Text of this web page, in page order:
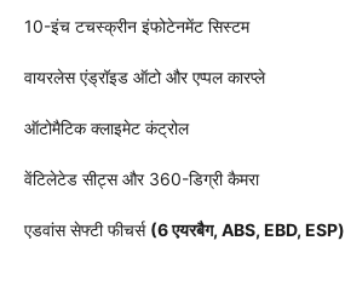
10-इंच टचस्क्रीन इंफोटेनमेंट सिस्टम
वायरलेस एंड्रॉइड ऑटो और एप्पल कारप्ले
ऑटोमैटिक क्लाइमेट कंट्रोल
वेंटिलेटेड सीट्स और 360-डिग्री कैमरा
एडवांस सेफ्टी फीचर्स (6 एयरबैग, ABS, EBD, ESP)